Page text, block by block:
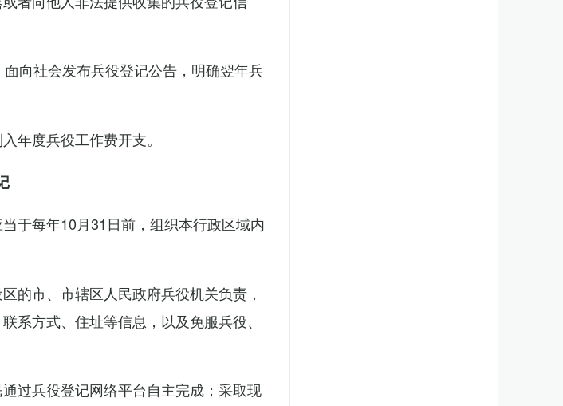
向社会发布兵役登记公告，明确翌年兵
年度兵役工作费开支。
于每年10月31日前，组织本行政区域内
的市、市辖区人民政府兵役机关负责，
系方式、住址等信息，以及免服兵役、
过兵役登记网络平台自主完成；采取现